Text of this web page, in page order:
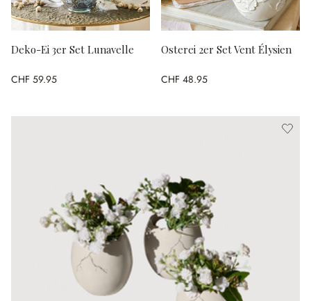
Deko-Ei 3er Set Lunavelle
CHF 59.95
Osterei 2er Set Vent Élysien
CHF 48.95